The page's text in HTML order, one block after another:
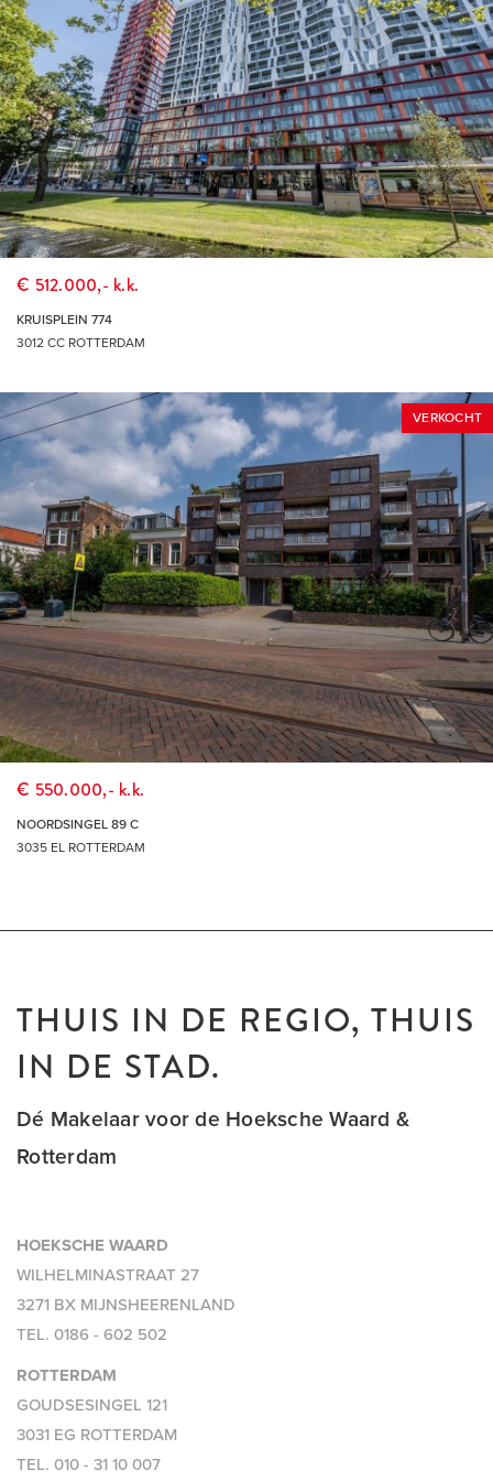
€ 512.000,- k.k.
KRUISPLEIN 774
3012 CC ROTTERDAM
VERKOCHT
€ 550.000,- k.k.
NOORDSINGEL 89 C
3035 EL ROTTERDAM
THUIS IN DE REGIO, THUIS
IN DE STAD.
Dé Makelaar voor de Hoeksche Waard &
Rotterdam
HOEKSCHE WAARD
WILHELMINASTRAAT 27
3271 BX MIJNSHEERENLAND
TEL. 0186 - 602 502
ROTTERDAM
GOUDSESINGEL 121
3031 EG ROTTERDAM
TEL. 010 - 31 10 007